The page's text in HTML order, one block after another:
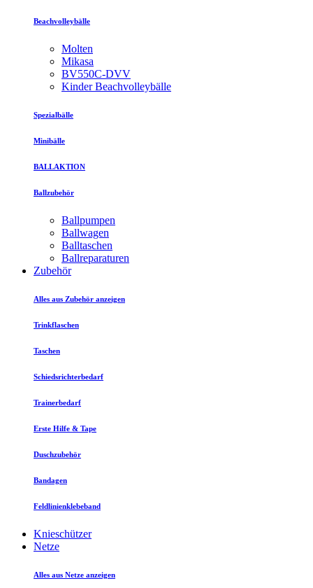
Beachvolleybälle
Molten
Mikasa
BV550C-DVV
Kinder Beachvolleybälle
Spezialbälle
Minibälle
BALLAKTION
Ballzubehör
Ballpumpen
Ballwagen
Balltaschen
Ballreparaturen
Zubehör
Alles aus Zubehör anzeigen
Trinkflaschen
Taschen
Schiedsrichterbedarf
Trainerbedarf
Erste Hilfe & Tape
Duschzubehör
Bandagen
Feldlinienklebeband
Knieschützer
Netze
Alles aus Netze anzeigen